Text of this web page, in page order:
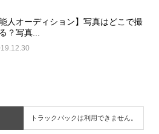
能人オーディション】写真はどこで撮
？写真...
トラックバックは利用できません。